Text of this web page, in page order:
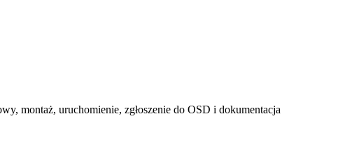
montaż, uruchomienie, zgłoszenie do OSD i dokumentacja